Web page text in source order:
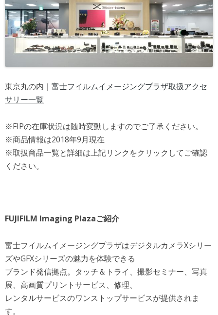
東京丸の内｜ 富士フイルムイメージングプラザ取扱アクセ
サリー一覧
※FIPの在庫状況は随時変動しますのでご了承ください。
※商品情報は2018年9月現在
※取扱商品一覧と詳細は上記リンクをクリックしてご確認
ください。
FUJIFILM Imaging Plazaご紹介
富士フイルムイメージングプラザはデジタルカメラXシリー
ズやGFXシリーズの魅力を体験できる
ブランド発信拠点。タッチ＆トライ、撮影セミナー、写真
展、高画質プリントサービス、修理、
レンタルサービスのワンストップサービスが提供されま
す。